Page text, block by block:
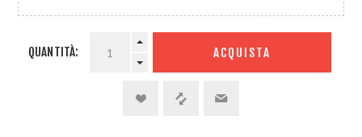
QUANTITÀ: ACQUISTA